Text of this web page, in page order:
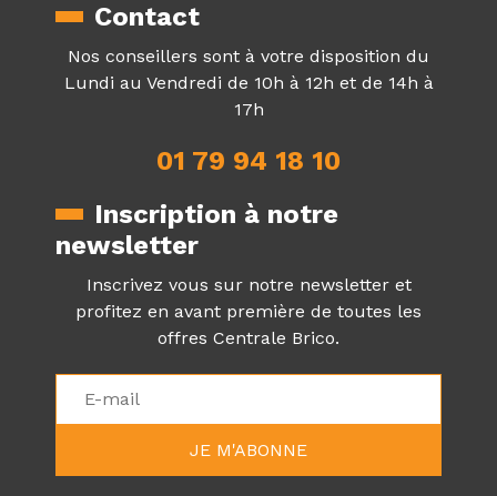
Contact
Nos conseillers sont à votre disposition du
Lundi au Vendredi de 10h à 12h et de 14h à
17h
01 79 94 18 10
Inscription à notre
newsletter
Inscrivez vous sur notre newsletter et
profitez en avant première de toutes les
offres Centrale Brico.